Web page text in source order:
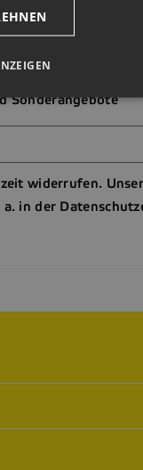
Sonderangebote
widerrufen.
in der